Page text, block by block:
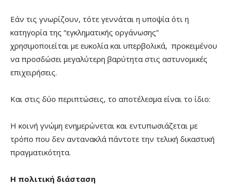
Εάν τις γνωρίζουν, τότε γεννάται η υποψία ότι η
κατηγορία της “εγκληματικής οργάνωσης”
χρησιμοποιείται με ευκολία και υπερβολικά, προκειμένου
να προσδώσει μεγαλύτερη βαρύτητα στις αστυνομικές
επιχειρήσεις.
Και στις δύο περιπτώσεις, το αποτέλεσμα είναι το ίδιο:
Η κοινή γνώμη ενημερώνεται και εντυπωσιάζεται με
τρόπο που δεν αντανακλά πάντοτε την τελική δικαστική
πραγματικότητα.
Η πολιτική διάσταση